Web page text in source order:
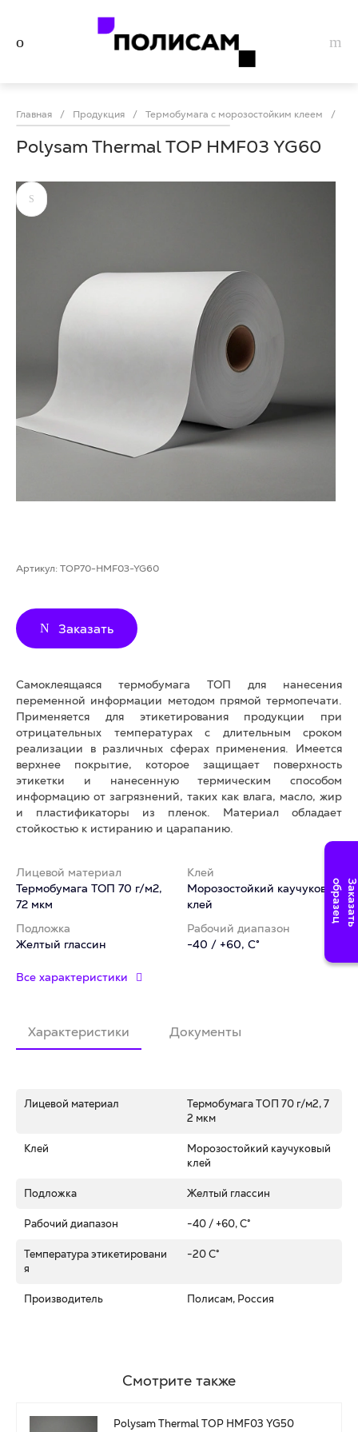
Главная / Продукция / Термобумага с морозостойким клеем /
Polysam Thermal TOP HMF03 YG60
Артикул: TOP70-HMF03-YG60
Заказать
Самоклеящаяся термобумага ТОП для нанесения
переменной информации методом прямой термопечати.
Применяется для этикетирования продукции при
отрицательных температурах с длительным сроком
реализации в различных сферах применения. Имеется
верхнее покрытие, которое защищает поверхность
этикетки и нанесенную термическим способом
информацию от загрязнений, таких как влага, масло, жир
и пластификаторы из пленок. Материал обладает
стойкостью к истиранию и царапанию.
Лицевой материал
Термобумага ТОП 70 г/м2,
72 мкм
Клей
Морозостойкий каучуковый
клей
Подложка
Желтый глассин
Рабочий диапазон
-40 / +60, C°
Все характеристики
Характеристики Документы
Лицевой материал
Термобумага ТОП 70 г/м2, 7
2 мкм
Клей
Морозостойкий каучуковый
клей
Подложка Желтый глассин
Рабочий диапазон -40 / +60, C°
Температура этикетировани
я
-20 C°
Производитель Полисам, Россия
Смотрите также
Polysam Thermal TOP HMF03 YG50
З
а
к
а
з
а
т
ь
о
б
р
а
з
е
ц